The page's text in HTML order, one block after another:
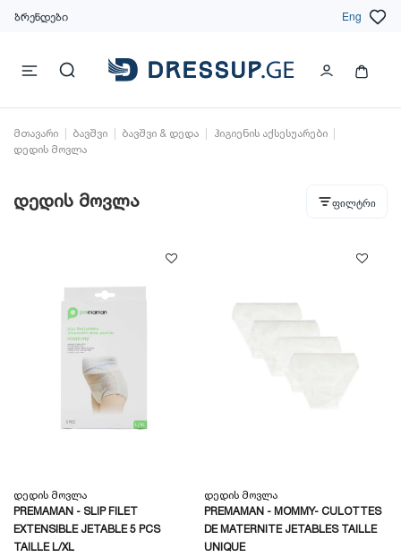
ბრენდები Eng
მთავარი ბავშვი ბავშვი & დედა
ჰიგიენის აქსესუარები
დედის მოვლა
დედის მოვლა ფილტრი
Დედის Მოვლა
PREMAMAN - SLIP FILET
EXTENSIBLE JETABLE 5 PCS
TAILLE L/XL
Დედის Მოვლა
PREMAMAN - MOMMY- CULOTTES
DE MATERNITE JETABLES TAILLE
UNIQUE